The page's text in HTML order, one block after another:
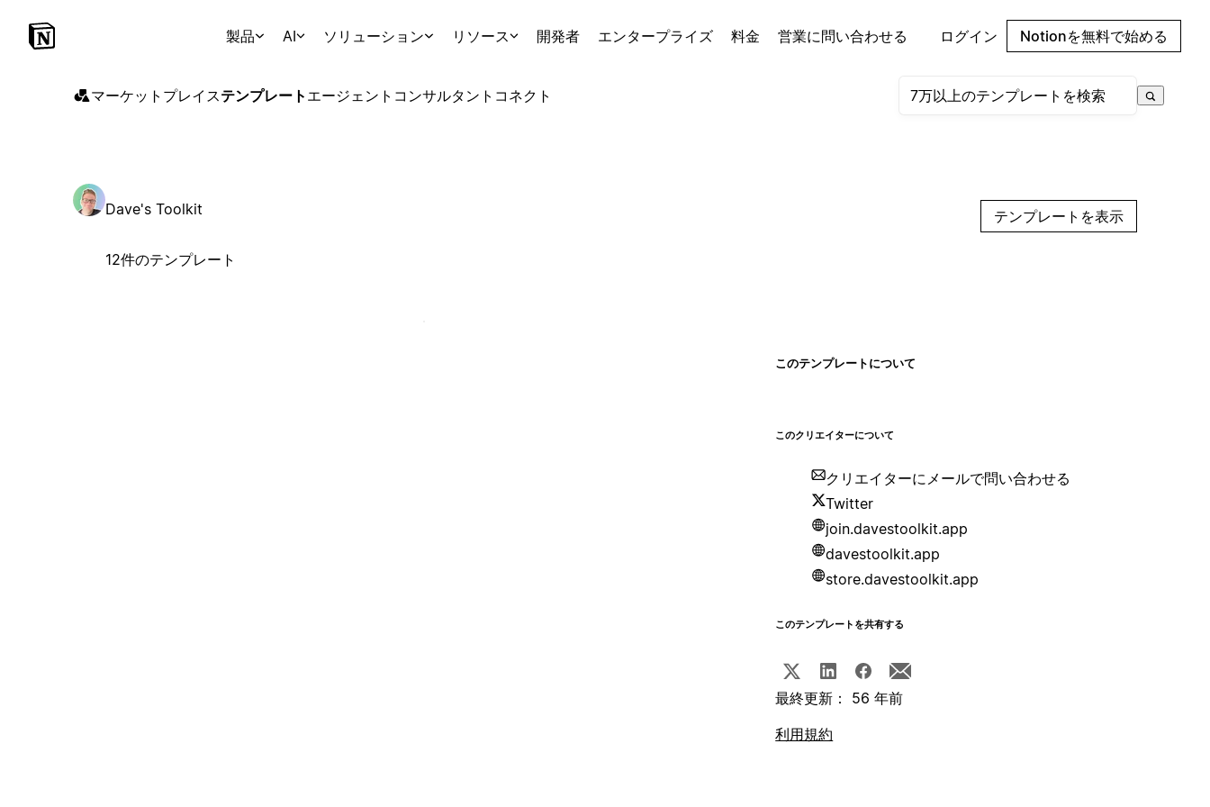
製品 AI ソリューション リソース 開発者 エンタープライズ 料金 営業に問い合わせる ログイン Notionを無料で始める
マーケットプレイステンプレート エージェント コンサルタント コネクト
Dave's Toolkit
12件のテンプレート
テンプレートを表示
このテンプレートについて
このクリエイターについて
クリエイターにメールで問い合わせる
Twitter
join.davestoolkit.app
davestoolkit.app
store.davestoolkit.app
このテンプレートを共有する
最終更新： 56 年前
利用規約